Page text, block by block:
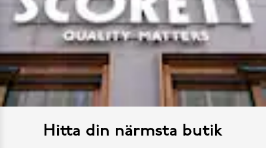
Hitta din närmsta butik